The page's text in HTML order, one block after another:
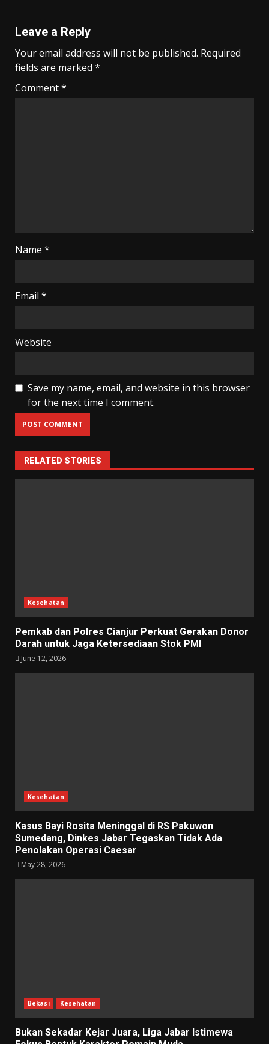
Leave a Reply
Your email address will not be published. Required
fields are marked *
Comment*
Name *
Email *
Website
Save my name, email, and website in this browser
for the next time I comment.
RELATED STORIES
Kesehatan
Pemkab dan Polres Cianjur Perkuat Gerakan Donor
Darah untuk Jaga Ketersediaan Stok PMI
June 12, 2026
Kesehatan
Kasus Bayi Rosita Meninggal di RS Pakuwon
Sumedang, Dinkes Jabar Tegaskan Tidak Ada
Penolakan Operasi Caesar
May 28, 2026
Bekasi Kesehatan
Bukan Sekadar Kejar Juara, Liga Jabar Istimewa